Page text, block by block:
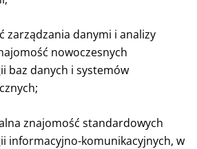
zarządzania danymi i analizy
nowoczesnych
baz danych i systemów
znajomość standardowych
informacyjno-komunikacyjnych, w